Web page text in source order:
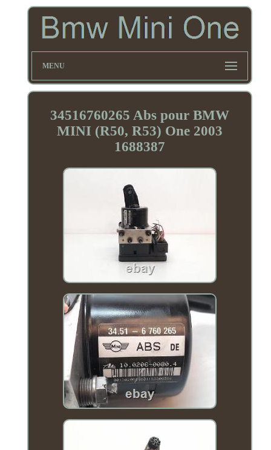
MENU
34516760265 Abs pour BMW
MINI (R50, R53) One 2003
1688387